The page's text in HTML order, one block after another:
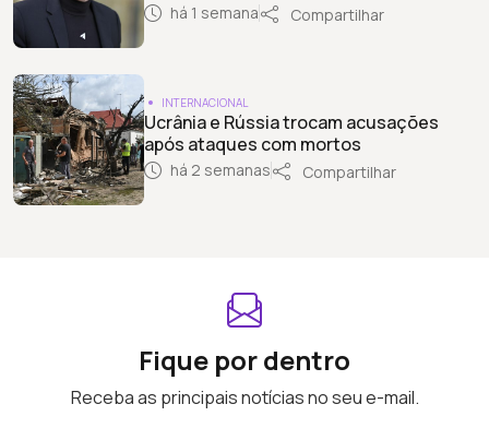
há 1 semana Compartilhar
INTERNACIONAL
Ucrânia e Rússia trocam acusações
após ataques com mortos
há 2 semanas Compartilhar
Fique por dentro
Receba as principais notícias no seu e-mail.